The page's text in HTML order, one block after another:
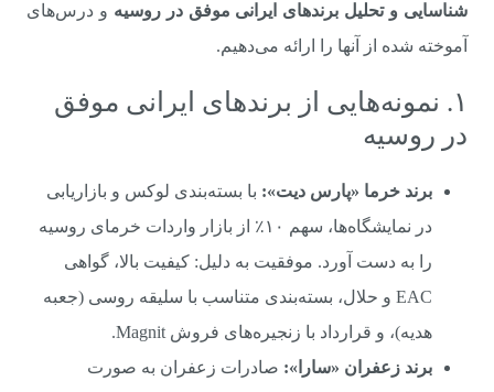
شناسایی و تحلیل برندهای ایرانی موفق در روسیه و درس‌های
آموخته شده از آنها را ارائه می‌دهیم.
۱. نمونه‌هایی از برندهای ایرانی موفق
در روسیه
برند خرما «پارس دیت»: با بسته‌بندی لوکس و بازاریابی
در نمایشگاه‌ها، سهم ۱۰٪ از بازار واردات خرمای روسیه
را به دست آورد. موفقیت به دلیل: کیفیت بالا، گواهی
EAC و حلال، بسته‌بندی متناسب با سلیقه روسی (جعبه
هدیه)، و قرارداد با زنجیره‌های فروش Magnit.
برند زعفران «سارا»: صادرات زعفران به صورت